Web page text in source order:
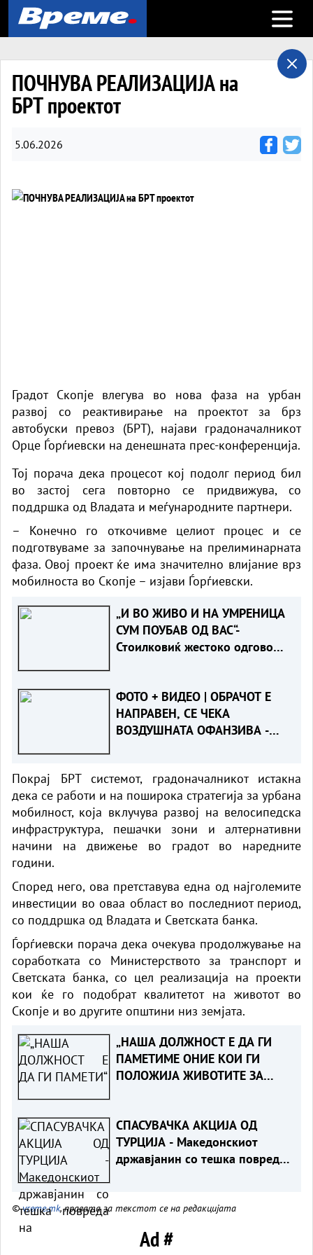
Open
ПОЧНУВА РЕАЛИЗАЦИЈА на
БРТ проектот
5.06.2026
Градот Скопје влегува во нова фаза на урбан
развој со реактивирање на проектот за брз
автобуски превоз (БРТ), најави градоначалникот
Орце Ѓорѓиевски на денешната прес-конференција.
Тој порача дека процесот кој подолг период бил
во застој сега повторно се придвижува, со
поддршка од Владата и меѓународните партнери.
– Конечно го откочивме целиот процес и се
подготвуваме за започнување на прелиминарната
фаза. Овој проект ќе има значително влијание врз
мобилноста во Скопје – изјави Ѓорѓиевски.
„И ВО ЖИВО И НА УМРЕНИЦА
СУМ ПОУБАВ ОД ВАС“-
Стоилковиќ жестоко одговори
ФОТО + ВИДЕО | ОБРАЧОТ Е
НАПРАВЕН, СЕ ЧЕКА
ВОЗДУШНАТА ОФАНЗИВА -
спремаат „ер - тракторите““
Покрај БРТ системот, градоначалникот истакна
дека се работи и на поширока стратегија за урбана
мобилност, која вклучува развој на велосипедска
инфраструктура, пешачки зони и алтернативни
начини на движење во градот во наредните
години.
Според него, ова претставува една од најголемите
инвестиции во оваа област во последниот период,
со поддршка од Владата и Светската банка.
Ѓорѓиевски порача дека очекува продолжување на
соработката со Министерството за транспорт и
Светската банка, со цел реализација на проекти
кои ќе го подобрат квалитетот на животот во
Скопје и во другите општини низ земјата.
„НАША ДОЛЖНОСТ Е ДА ГИ
ПАМЕТИМЕ ОНИЕ КОИ ГИ
ПОЛОЖИЈА ЖИВОТИТЕ ЗА
од Карпалак
СПАСУВАЧКА АКЦИЈА ОД
ТУРЦИЈА - Македонскиот
државјанин со тешка повреда
©vreme.mk, правата за текстот се на редакцијата
Ad #